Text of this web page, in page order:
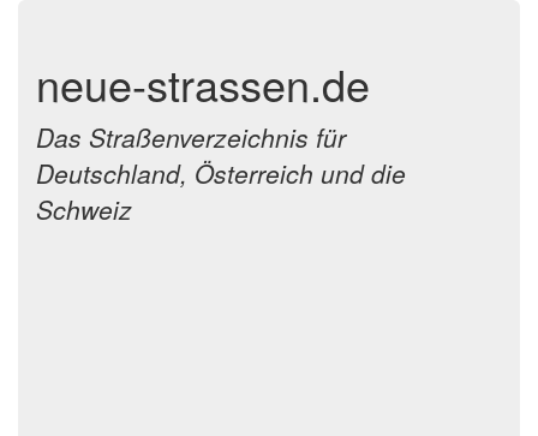
neue-strassen.de
Das Straßenverzeichnis für
Deutschland, Österreich und die
Schweiz